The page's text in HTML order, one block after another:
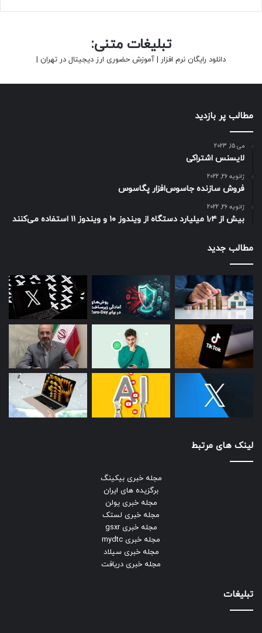
تبلیغات متنی:
دانلود رایگان نرم افزار | آموزش حضوری ارز دیجیتال در تهران |
مطالب پر بازدید
می 15, 2023
لایسنس اشتراکی
ژانویه 26, 2022
فروش سازنده جاسوس‌افزار پگاسوس
ژانویه 26, 2022
بیش از ۱٫۴ میلیارد دستگاه از ویندوز ۱۰ و ویندوز ۱۱ استفاده می‌کنند
مطالب جدید
لینک های مرتبط
مجله خبری بیکینگ
برگزیده های ایران
مجله خبری یولن
مجله خبری لستک
مجله خبری gsxr
مجله خبری mydtc
مجله خبری سیلاد
مجله خبری دریافت
تبلیغات